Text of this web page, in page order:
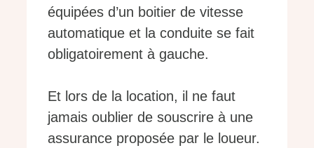
équipées d’un boitier de vitesse
automatique et la conduite se fait
obligatoirement à gauche.
Et lors de la location, il ne faut
jamais oublier de souscrire à une
assurance proposée par le loueur.